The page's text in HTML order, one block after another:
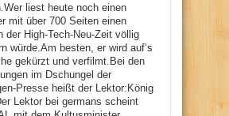
liest heute noch einen
mit über 700 Seiten einen
der High-Tech-Neu-Zeit völlig
würde.Am besten, er wird auf’s
gekürzt und verfilmt.Bei den
im Dschungel der
Presse heißt der Lektor:König
Lektor bei germans scheint